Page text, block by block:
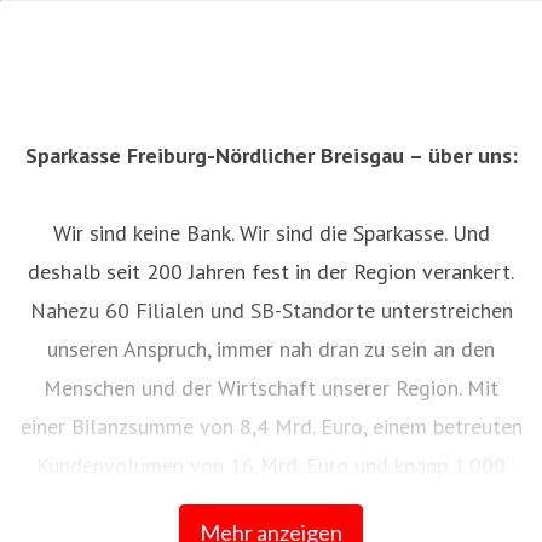
Sparkasse Freiburg-Nördlicher Breisgau – über uns:
Wir sind keine Bank. Wir sind die Sparkasse. Und
deshalb seit 200 Jahren fest in der Region verankert.
Nahezu 60 Filialen und SB-Standorte unterstreichen
unseren Anspruch, immer nah dran zu sein an den
Menschen und der Wirtschaft unserer Region. Mit
einer Bilanzsumme von 8,4 Mrd. Euro, einem betreuten
Kundenvolumen von 16 Mrd. Euro und knapp 1.000
Mitarbeitenden ist die Sparkasse Freiburg-Nördlicher
Mehr anzeigen